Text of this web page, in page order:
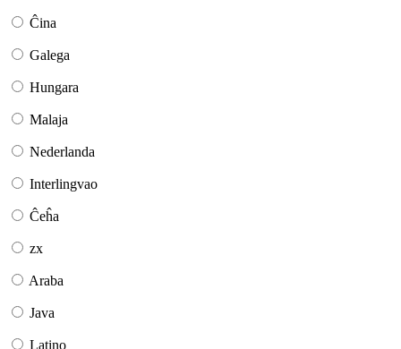
Ĉina
Galega
Hungara
Malaja
Nederlanda
Interlingvao
Ĉeĥa
zx
Araba
Java
Latino